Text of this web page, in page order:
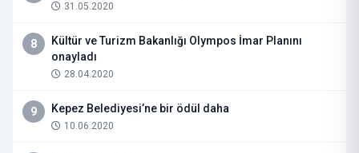
31.05.2020
8
Kültür ve Turizm Bakanlığı Olympos İmar Planını
onayladı
28.04.2020
9 Kepez Belediyesi’ne bir ödül daha
10.06.2020